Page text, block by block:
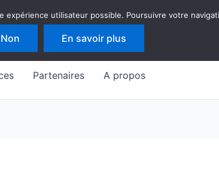
Partenaires A propos
utilisateur possible. Poursuivre votre
Non En savoir plus